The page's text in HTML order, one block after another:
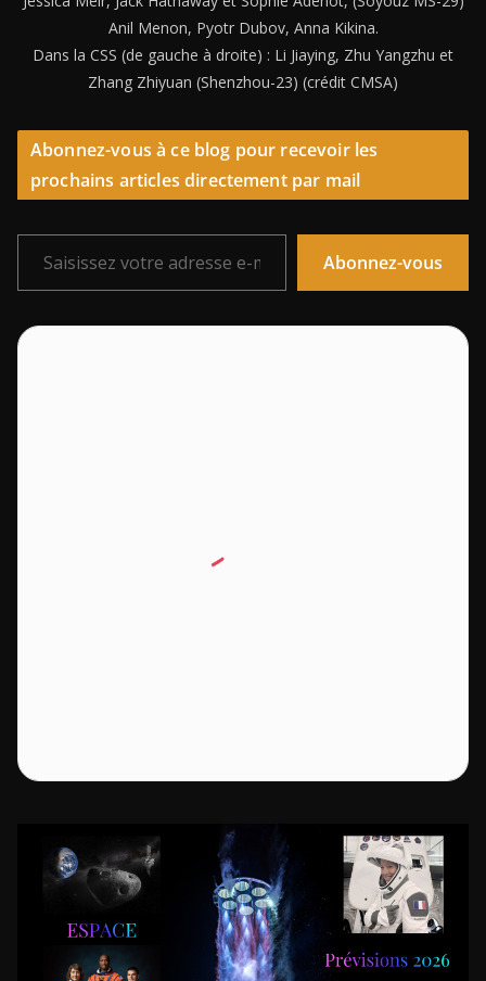
Anil Menon, Pyotr Dubov, Anna Kikina.
Dans la CSS (de gauche à droite) : Li Jiaying, Zhu Yangzhu et
Zhang Zhiyuan (Shenzhou-23) (crédit CMSA)
Abonnez-vous à ce blog pour recevoir les
prochains articles directement par mail
Saisissez votre adresse e-mail…
Abonnez-vous